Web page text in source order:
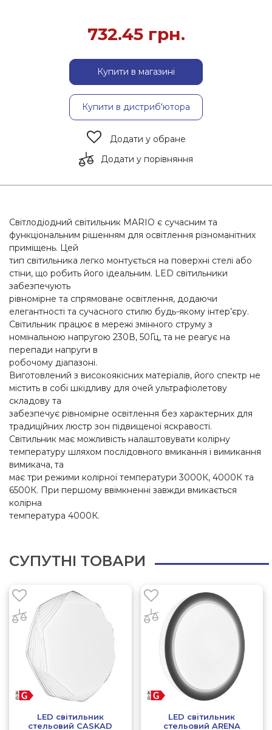
732.45 грн.
Купити в магазині
Купити в дистриб'ютора
Додати у обране
Додати у порівняння
Світлодіодний світильник MARIO є сучасним та
функціональним рішенням для освітлення різноманітних
приміщень. Цей
тип світильника легко монтується на поверхні стелі або
стіни, що робить його ідеальним. LED світильники
забезпечують
рівномірне та спрямоване освітлення, додаючи
елегантності та сучасного стилю будь-якому інтер’єру.
Світильник працює в мережі змінного струму з
номінальною напругою 230В, 50Гц, та не реагує на
перепади напруги в
робочому діапазоні.
Виготовлений з високоякісних матеріалів, його спектр не
містить в собі шкідливу для очей ультрафіолетову
складову та
забезпечує рівномірне освітлення без характерних для
традиційних люстр зон підвищеної яскравості.
Світильник має можливість налаштовувати колірну
температуру шляхом послідовного вмикання і вимикання
вимикача, та
має три режими колірної температури 3000К, 4000К та
6500К. При першому ввімкненні завжди вмикається
колірна
температура 4000К.
СУПУТНІ ТОВАРИ
LED світильник
стельовий CASKAD
LED світильник
стельовий ARENA